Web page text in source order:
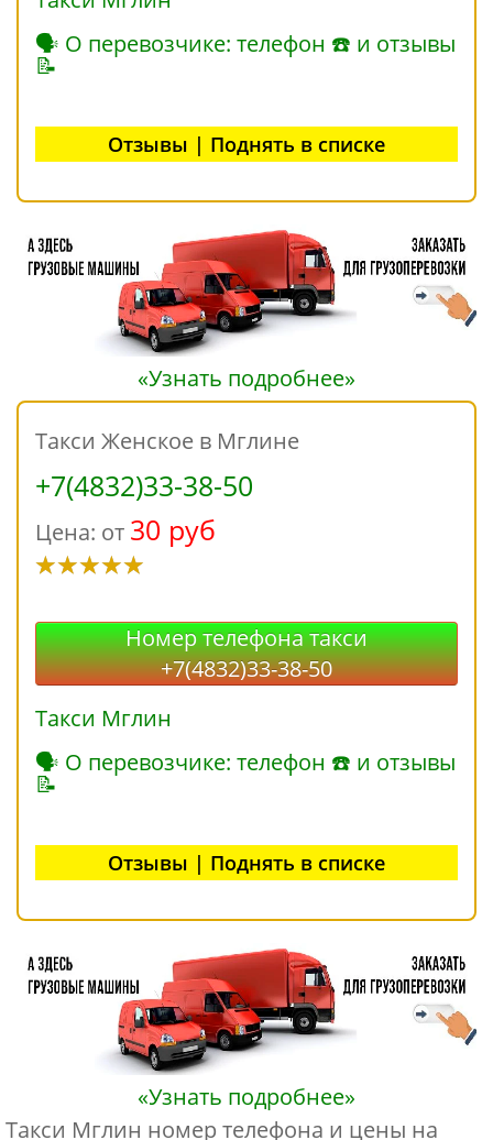
🗣 О перевозчике: телефон ☎ и отзывы
📝
Отзывы | Поднять в списке
«Узнать подробнее»
Такси Женское в Мглине
+7(4832)33-38-50
Цена: от 30 руб
Номер телефона такси
+7(4832)33-38-50
Такси Мглин
🗣 О перевозчике: телефон ☎ и отзывы
📝
Отзывы | Поднять в списке
«Узнать подробнее»
Такси Мглин номер телефона и цены на